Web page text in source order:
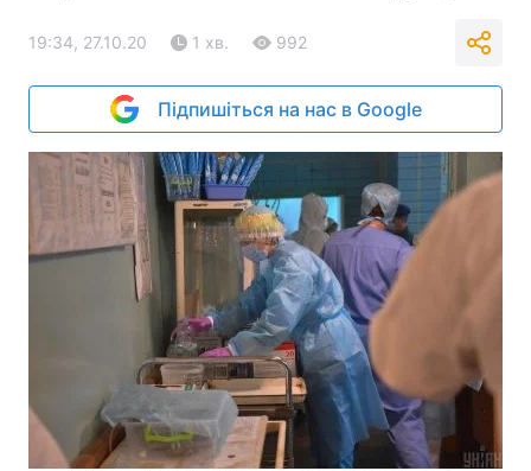
19:34, 27.10.20 1 хв. 992
Підпишіться на нас в Google